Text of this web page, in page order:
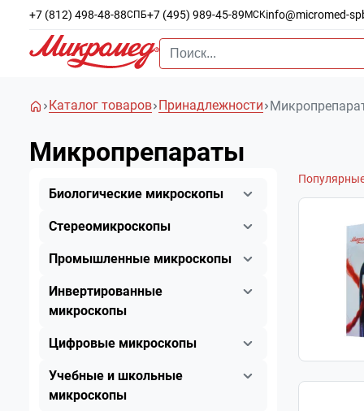
+7 (812) 498-48-88СПБ+7 (495) 989-45-89 МСКinfo@micromed-
Каталог товаров Принадлежности
Микропрепараты
Биологические микроскопы
Стереомикроскопы
Промышленные микроскопы
Инвертированные
микроскопы
Цифровые микроскопы
Учебные и школьные
микроскопы